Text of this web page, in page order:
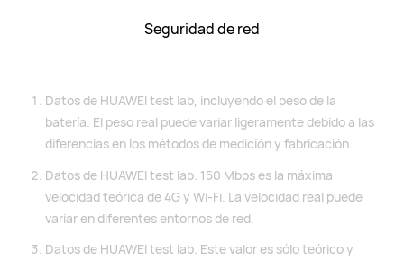
Seguridad de red
Datos de HUAWEI test lab, incluyendo el peso de la
batería. El peso real puede variar ligeramente debido a las
diferencias en los métodos de medición y fabricación.
Datos de HUAWEI test lab. 150 Mbps es la máxima
velocidad teórica de 4G y Wi-Fi. La velocidad real puede
variar en diferentes entornos de red.
Datos de HUAWEI test lab. Este valor es sólo teórico y